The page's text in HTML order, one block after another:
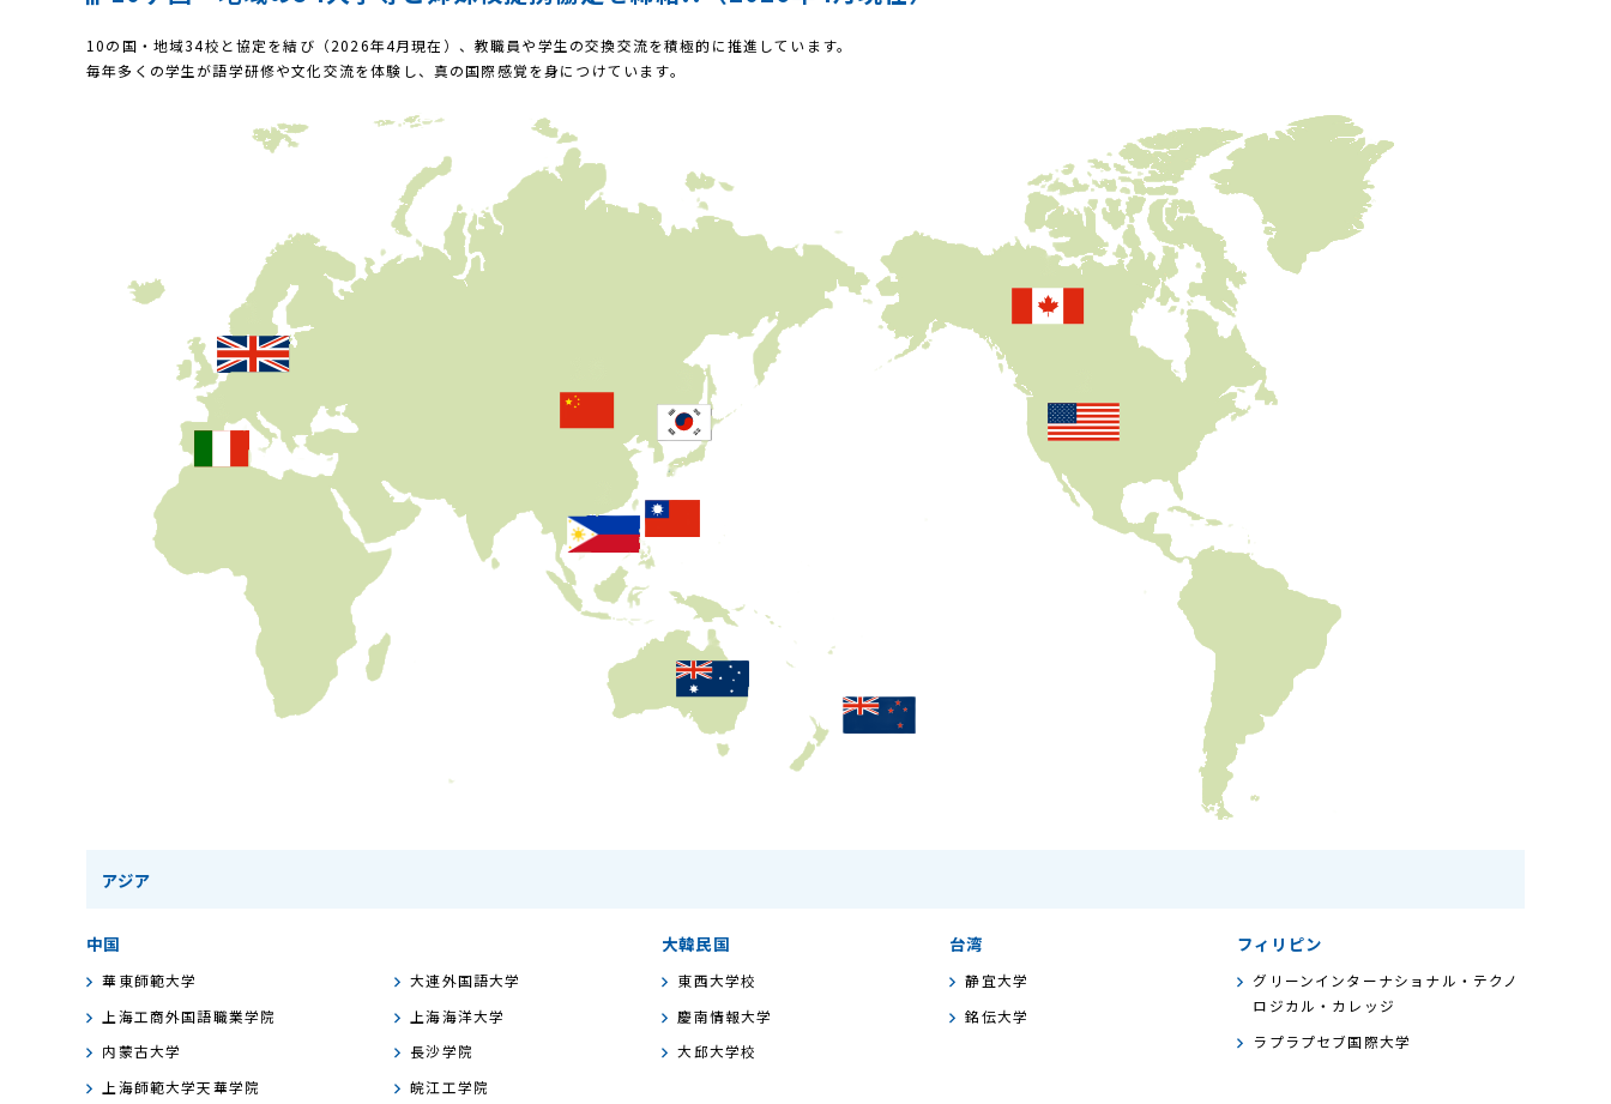
10の国・地域34校と協定を結び（2026年4月現在）、教職員や学生の交換交流を積極的に推進しています。
毎年多くの学生が語学研修や文化交流を体験し、真の国際感覚を身につけています。
アジア
中国
華東師範大学
大連外国語大学
上海工商外国語職業学院
上海海洋大学
内蒙古大学
長沙学院
上海師範大学天華学院
皖江工学院
大韓民国
東西大学校
慶南情報大学
大邱大学校
台湾
静宜大学
銘伝大学
フィリピン
グリーンインターナショナル・テクノ
ロジカル・カレッジ
ラプラプセブ国際大学